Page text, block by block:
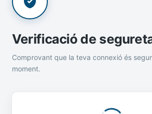
Verificació de
Comprovant que la teva connexió és
moment.